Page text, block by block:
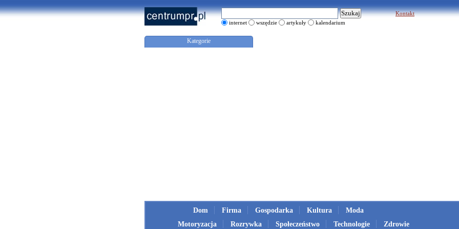
internet wszędzie artykuły kalendarium
Kontakt
Kategorie
Dom Firma Gospodarka Kultura
Moda
Motoryzacja
Rozrywka Społeczeństwo Technologie Zdrowie